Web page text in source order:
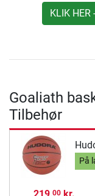
KLIK
Goaliath
Tilbehør
På
00